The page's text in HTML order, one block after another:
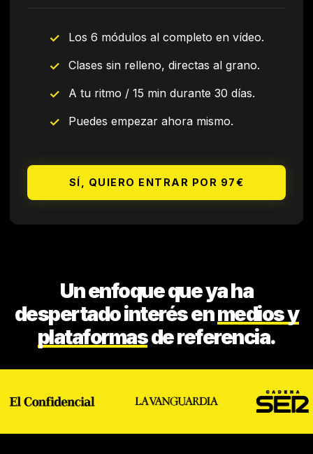
✓ Los 6 módulos al completo en vídeo.
✓ Clases sin relleno, directas al grano.
✓ A tu ritmo / 15 min durante 30 días.
✓ Puedes empezar ahora mismo.
SÍ, QUIERO ENTRAR POR 97€
Un enfoque que ya ha
despertado interés enmedios y
plataformasde referencia.